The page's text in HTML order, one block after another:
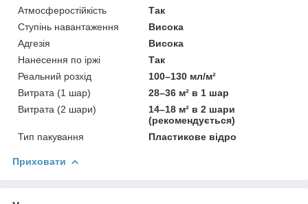
Атмосферостійкість
Так
Ступінь навантаження
Висока
Адгезія
Висока
Нанесення по іржі
Так
Реальний розхід
100–130 мл/м²
Витрата (1 шар)
28–36 м² в 1 шар
Витрата (2 шари)
14–18 м² в 2 шари
(рекомендується)
Тип пакування
Пластикове відро
Приховати